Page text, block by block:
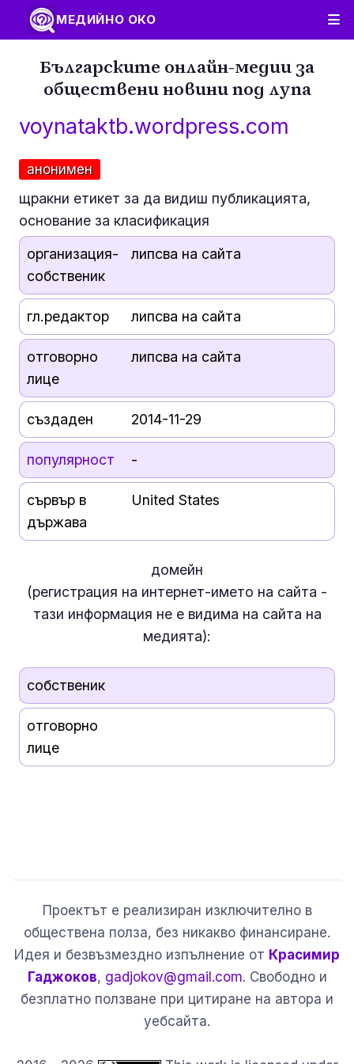
МЕДИЙНО ОКО
Българските онлайн-медии за
обществени новини под лупа
voynataktb.wordpress.com
анонимен
щракни етикет за да видиш публикацията,
основание за класификация
организация-
собственик
липсва на сайта
гл.редактор липсва на сайта
отговорно
лице
липсва на сайта
създаден 2014-11-29
популярност -
сървър в
държава
United States
домейн
(регистрация на интернет-името на сайта -
тази информация не евидима на сайта на
медията):
собственик
отговорно
лице
Проектът е реализиран изключително в
обществена полза, без никакво финансиране.
Идея и безвъзмездно изпълнение от Красимир
Гаджоков, gadjokov@gmail.com. Свободно и
безплатно ползване при цитиране на автора и
уебсайта.